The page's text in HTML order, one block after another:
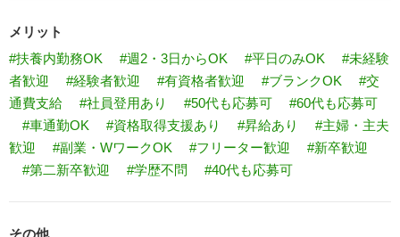
メリット
#扶養内勤務OK
#週2・3日からOK #平日のみOK
#未経験
者歓迎
#経験者歓迎 #有資格者歓迎 #ブランクOK
#交
通費支給
#社員登用あり #50代も応募可
#60代も応募可
#車通勤OK
#資格取得支援あり #昇給あり
#主婦・主夫
歓迎
#副業・WワークOK #フリーター歓迎
#新卒歓迎
#第二新卒歓迎
#学歴不問 #40代も応募可
その他